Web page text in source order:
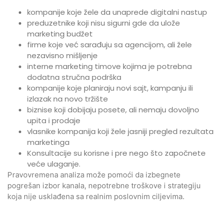
kompanije koje žele da unaprede digitalni nastup
preduzetnike koji nisu sigurni gde da ulože
marketing budžet
firme koje već sarađuju sa agencijom, ali žele
nezavisno mišljenje
interne marketing timove kojima je potrebna
dodatna stručna podrška
kompanije koje planiraju novi sajt, kampanju ili
izlazak na novo tržište
biznise koji dobijaju posete, ali nemaju dovoljno
upita i prodaje
vlasnike kompanija koji žele jasniji pregled rezultata
marketinga
Konsultacije su korisne i pre nego što započnete
veće ulaganje.
Pravovremena analiza može pomoći da izbegnete
pogrešan izbor kanala, nepotrebne troškove i strategiju
koja nije usklađena sa realnim poslovnim ciljevima.